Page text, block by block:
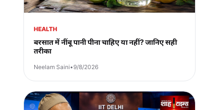
HEALTH
बरसात में नींबू पानी पीना चाहिए या नहीं? जानिए सही
तरीका
Neelam Saini•9/8/2026